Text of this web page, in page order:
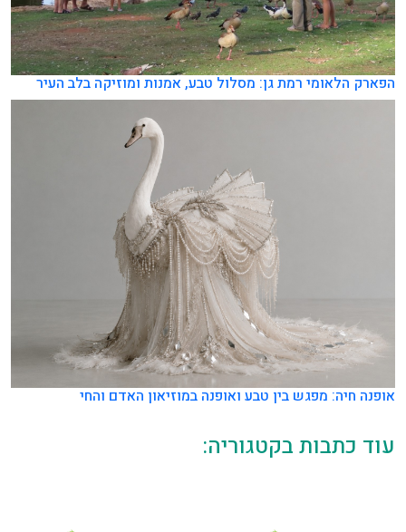
הפארק הלאומי רמת גן: מסלול טבע, אמנות ומוזיקה בלב העיר
אופנה חיה: מפגש בין טבע ואופנה במוזיאון האדם והחי
עוד כתבות בקטגוריה: